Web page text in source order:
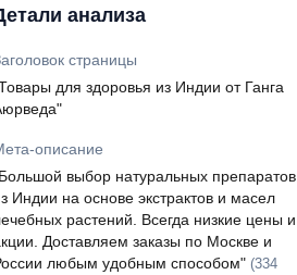
анализа
страницы
для здоровья из Индии от Ганга
описание
выбор натуральных препаратов
Индии на основе экстрактов и масел
растений. Всегда низкие цены и
Доставляем заказы по Москве и
любым удобным способом" (334